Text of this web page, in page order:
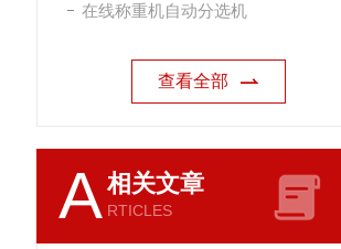
在线称重机自动分选机
查看全部
A相关文章
RTICLES